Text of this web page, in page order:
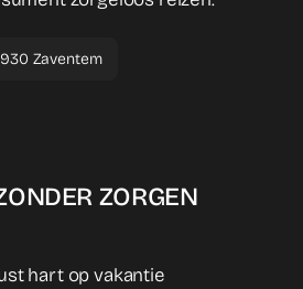
Zaventem
ZORGEN
hart op vakantie